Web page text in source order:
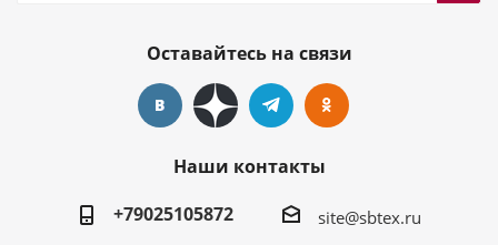
Оставайтесь на связи
Наши контакты
+79025105872
site@sbtex.ru